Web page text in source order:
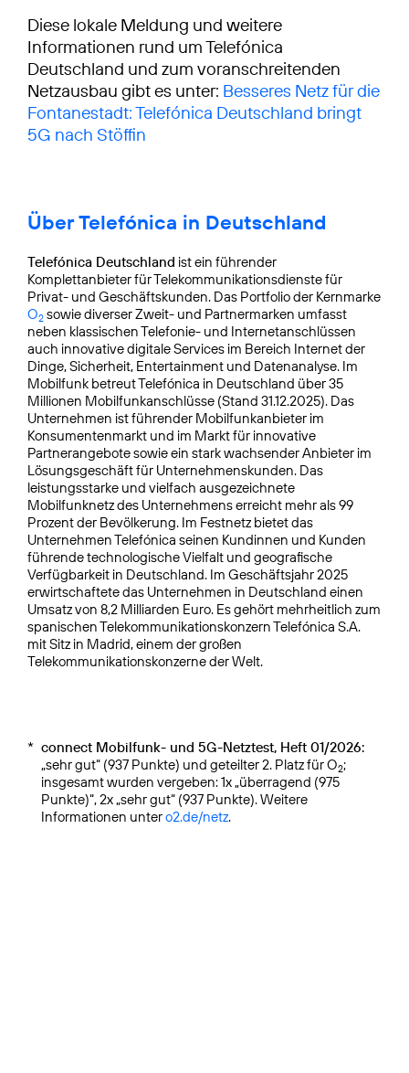
Diese lokale Meldung und weitere
Informationen rund um Telefónica
Deutschland und zum voranschreitenden
Netzausbau gibt es unter: Besseres Netz für die
Fontanestadt: Telefónica Deutschland bringt
5G nach Stöffin
Über Telefónica in Deutschland
Telefónica Deutschland ist ein führender
Komplettanbieter für Telekommunikationsdienste für
Privat- und Geschäftskunden. Das Portfolio der Kernmarke
O2 sowie diverser Zweit- und Partnermarken umfasst
neben klassischen Telefonie- und Internetanschlüssen
auch innovative digitale Services im Bereich Internet der
Dinge, Sicherheit, Entertainment und Datenanalyse. Im
Mobilfunk betreut Telefónica in Deutschland über 35
Millionen Mobilfunkanschlüsse (Stand 31.12.2025). Das
Unternehmen ist führender Mobilfunkanbieter im
Konsumentenmarkt und im Markt für innovative
Partnerangebote sowie ein stark wachsender Anbieter im
Lösungsgeschäft für Unternehmenskunden. Das
leistungsstarke und vielfach ausgezeichnete
Mobilfunknetz des Unternehmens erreicht mehr als 99
Prozent der Bevölkerung. Im Festnetz bietet das
Unternehmen Telefónica seinen Kundinnen und Kunden
führende technologische Vielfalt und geografische
Verfügbarkeit in Deutschland. Im Geschäftsjahr 2025
erwirtschaftete das Unternehmen in Deutschland einen
Umsatz von 8,2 Milliarden Euro. Es gehört mehrheitlich zum
spanischen Telekommunikationskonzern Telefónica S.A.
mit Sitz in Madrid, einem der großen
Telekommunikationskonzerne der Welt.
* connect Mobilfunk- und 5G-Netztest, Heft 01/2026:
„sehr gut“ (937 Punkte) und geteilter 2. Platz für O2;
insgesamt wurden vergeben: 1x „überragend (975
Punkte)“, 2x „sehr gut“ (937 Punkte). Weitere
Informationen untero2.de/netz.